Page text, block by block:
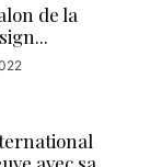
de la
avec sa